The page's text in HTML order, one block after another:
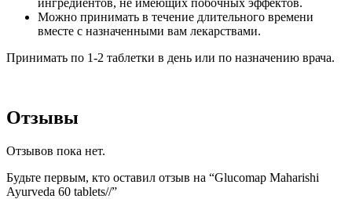
Можно принимать в течение длительного времени
вместе с назначенными вам лекарствами.
Принимать по 1-2 таблетки в день или по назначению врача.
Отзывы
Отзывов пока нет.
Будьте первым, кто оставил отзыв на “Glucomap Maharishi
Ayurvedа 60 tablets//”